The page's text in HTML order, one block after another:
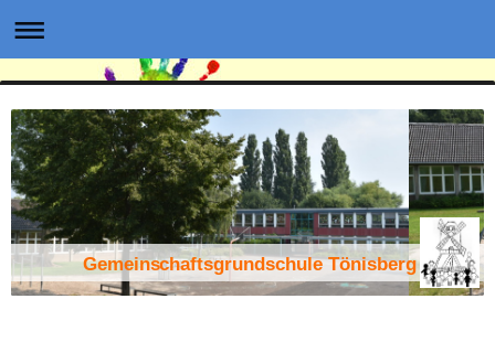
Gemeinschaftsgrundschule Tönisberg